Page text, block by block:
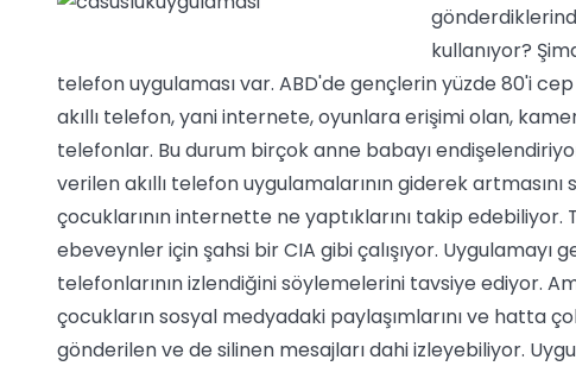
kullanıyor?
telefon uygulaması var. ABD'de gençlerin yüzde 80'i
akıllı telefon, yani internete, oyunlara erişimi olan,
telefonlar. Bu durum birçok anne babayı
verilen akıllı telefon uygulamalarının giderek
çocuklarının internette ne yaptıklarını takip
ebeveynler için şahsi bir CIA gibi çalışıyor.
telefonlarının izlendiğini söylemelerini tavsiye ediyor.
çocukların sosyal medyadaki paylaşımlarını ve hatta
gönderilen ve de silinen mesajları dahi izleyebiliyor.